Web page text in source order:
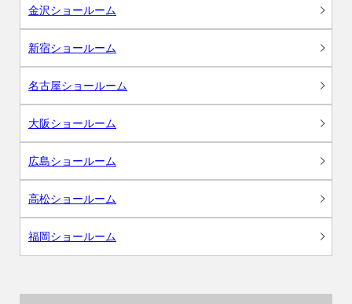
金沢ショールーム
新宿ショールーム
名古屋ショールーム
大阪ショールーム
広島ショールーム
高松ショールーム
福岡ショールーム